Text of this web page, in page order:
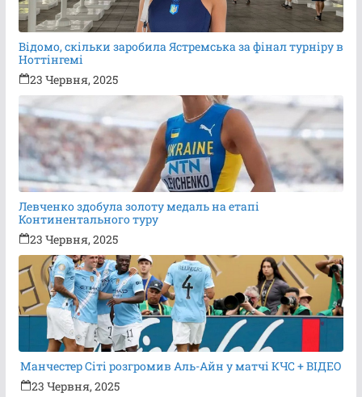
Відомо, скільки заробила Ястремська за фінал турніру в
Ноттінгемі
23 Червня, 2025
Левченко здобула золоту медаль на етапі
Континентального туру
23 Червня, 2025
Манчестер Сіті розгромив Аль-Айн у матчі КЧС + ВІДЕО
23 Червня, 2025